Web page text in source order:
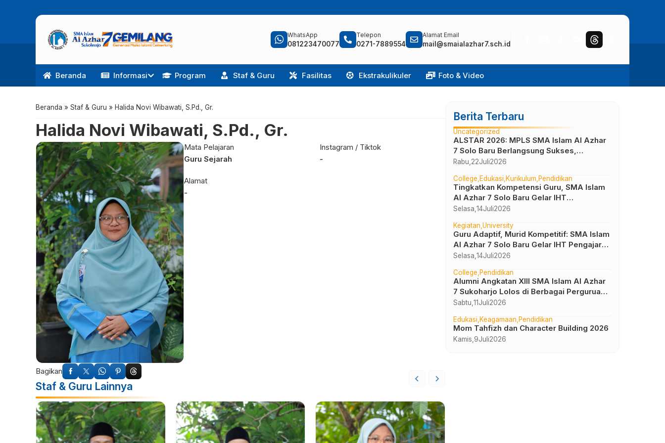
WhatsApp
081223470077
Telepon
0271-7889554
Alamat Email
mail@smaialazhar7.sch.id
Beranda Informasi Program Staf & Guru Fasilitas Ekstrakulikuler Foto & Video
Beranda » Staf & Guru » Halida Novi Wibawati, S.Pd., Gr.
Halida Novi Wibawati, S.Pd., Gr.
Mata Pelajaran
Guru Sejarah
Instagram / Tiktok
-
Alamat
-
Bagikan
Staf & Guru Lainnya
Berita Terbaru
Uncategorized
ALSTAR 2026: MPLS SMA Islam Al Azhar
7 Solo Baru Berlangsung Sukses,
Wujudkan Awal Perjalanan Peserta Didik
Rabu, 22Juli2026
College Edukasi Kurikulum Pendidikan
Tingkatkan Kompetensi Guru, SMA Islam
Al Azhar 7 Solo Baru Gelar IHT
Pembelajaran Bilingual
Selasa, 14Juli2026
Kegiatan University
Guru Adaptif, Murid Kompetitif: SMA Islam
Al Azhar 7 Solo Baru Gelar IHT Pengajar
UTBK 2026
Selasa, 14Juli2026
College Pendidikan
Alumni Angkatan XIII SMA Islam Al Azhar
7 Sukoharjo Lolos di Berbagai Perguruan
Tinggi Negeri dan Luar Negeri
Sabtu, 11Juli2026
Edukasi Keagamaan Pendidikan
Mom Tahfizh dan Character Building 2026
Kamis, 9Juli2026